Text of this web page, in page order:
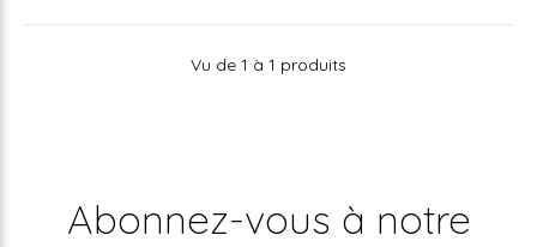
Vu de 1 à 1 produits
Abonnez-vous à notre